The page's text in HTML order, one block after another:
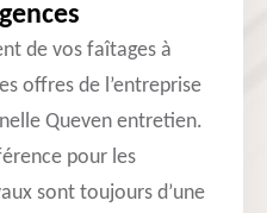
de vos faîtages à
offres de l’entreprise
Queven entretien.
pour les
sont toujours d’une